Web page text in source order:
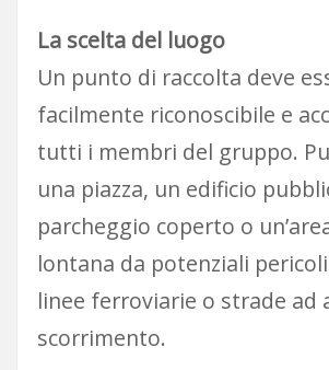
La scelta del luogo
Un punto di raccolta deve
facilmente riconoscibile e
tutti i membri del gruppo.
una piazza, un edificio
parcheggio coperto o
lontana da potenziali
linee ferroviarie o strade ad
scorrimento.